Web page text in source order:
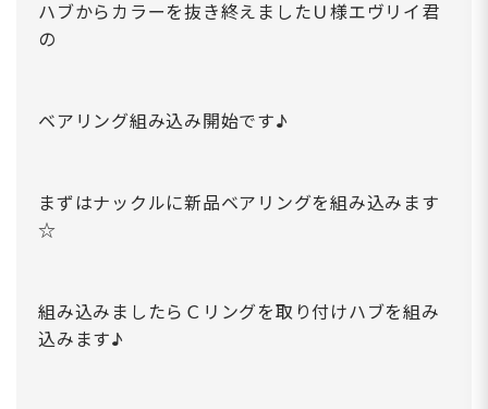
ハブからカラーを抜き終えましたＵ様エヴリイ君
の
ベアリング組み込み開始です♪
まずはナックルに新品ベアリングを組み込みます
☆
組み込みましたらＣリングを取り付けハブを組み
込みます♪